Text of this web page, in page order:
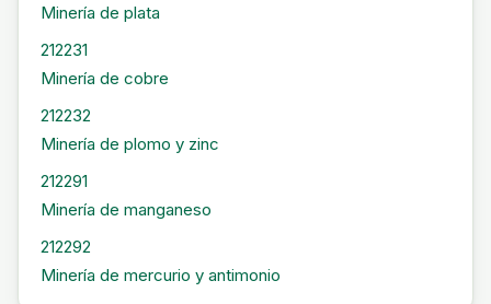
Minería de plata
212231
Minería de cobre
212232
Minería de plomo y zinc
212291
Minería de manganeso
212292
Minería de mercurio y antimonio